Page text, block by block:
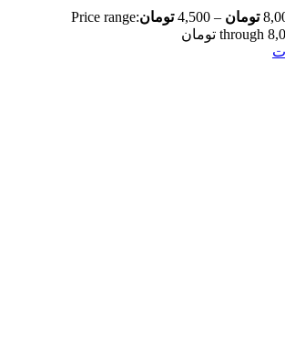
تومان –
4,500 تومانPrice range: